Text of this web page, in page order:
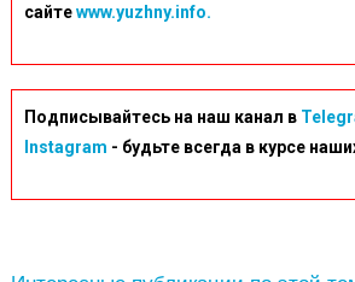
сайтеwww.yuzhny.info.
Подписывайтесь на наш канал в
Instagram - будьте всегда в курсе